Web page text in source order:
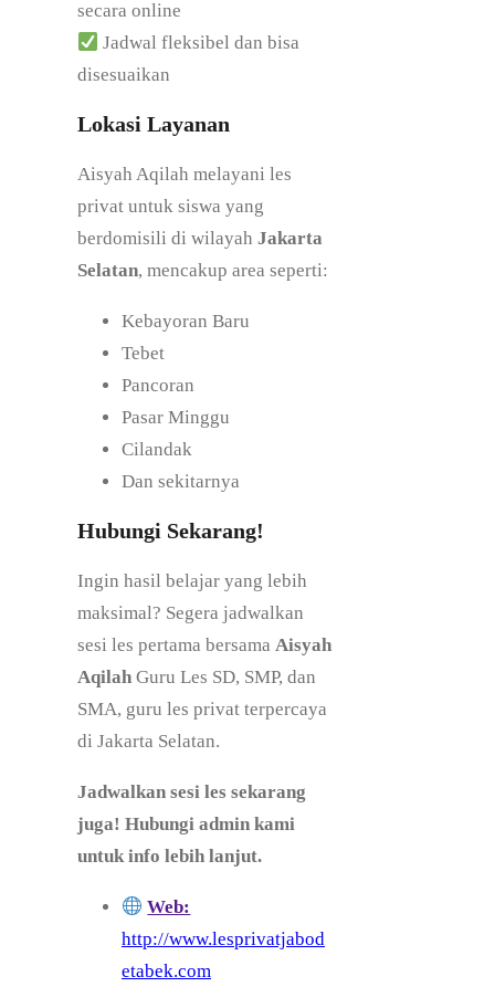
secara online
Jadwal fleksibel dan bisa
disesuaikan
Lokasi Layanan
Aisyah Aqilah melayani les
privat untuk siswa yang
berdomisili di wilayah Jakarta
Selatan, mencakup area seperti:
Kebayoran Baru
Tebet
Pancoran
Pasar Minggu
Cilandak
Dan sekitarnya
Hubungi Sekarang!
Ingin hasil belajar yang lebih
maksimal? Segera jadwalkan
sesi les pertama bersama Aisyah
Aqilah Guru Les SD, SMP, dan
SMA, guru les privat terpercaya
di Jakarta Selatan.
Jadwalkan sesi les sekarang
juga! Hubungi admin kami
untuk info lebih lanjut.
Web:
http://www.lesprivatjabod
etabek.com